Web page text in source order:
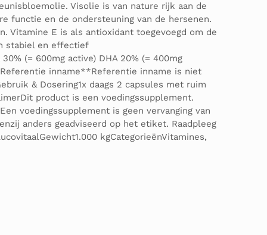
Visolie is van nature rijk aan de
functie en de ondersteuning van de hersenen.
Vitamine E is als antioxidant toegevoegd om de
stabiel en effectief
(= 600mg active) DHA 20% (= 400mg
inname**Referentie inname is niet
& Dosering1x daags 2 capsules met ruim
product is een voedingssupplement.
voedingssupplement is geen vervanging van
anders geadviseerd op het etiket. Raadpleeg
kgCategorieënVitamines,